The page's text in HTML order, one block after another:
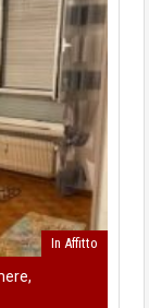
In Affitto